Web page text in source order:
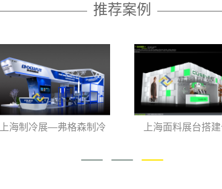
推荐案例
海制冷展—弗格森制冷 上海面料展台搭建